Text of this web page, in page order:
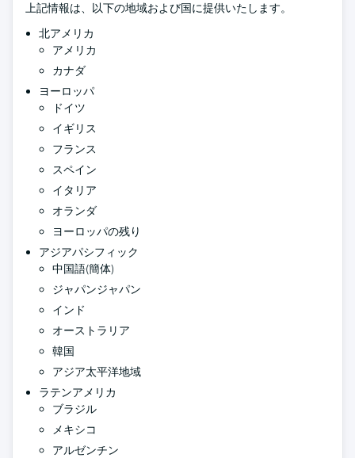
上記情報は、以下の地域および国に提供いたします。
北アメリカ
アメリカ
カナダ
ヨーロッパ
ドイツ
イギリス
フランス
スペイン
イタリア
オランダ
ヨーロッパの残り
アジアパシフィック
中国語(簡体)
ジャパンジャパン
インド
オーストラリア
韓国
アジア太平洋地域
ラテンアメリカ
ブラジル
メキシコ
アルゼンチン